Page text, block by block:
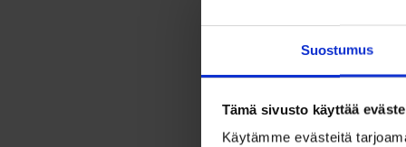
Suostumus
Tämä sivusto käyttää
Käytämme evästeitä